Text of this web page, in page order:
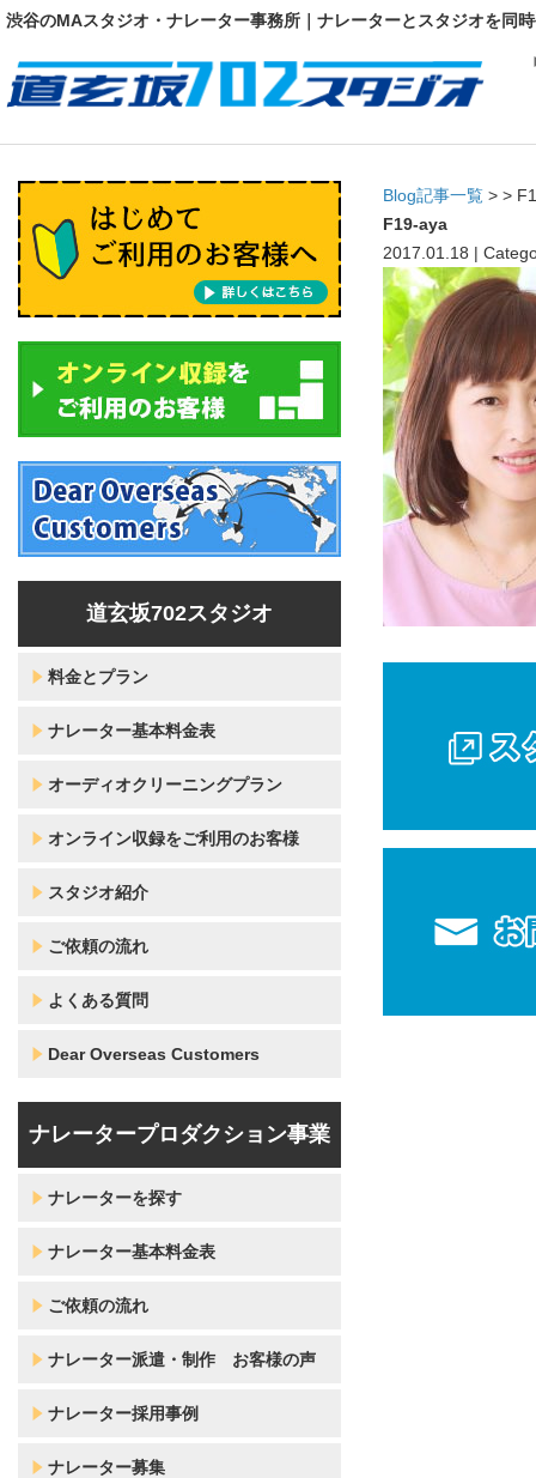
渋谷のMAスタジオ・ナレーター事務所｜ナレーターとスタジオを同
Blog記事一覧 > >
F19-aya
2017.01.18 |
道玄坂702スタジオ
料金とプラン
ナレーター基本料金表
オーディオクリーニングプラン
オンライン収録をご利用のお客様
スタジオ紹介
ご依頼の流れ
よくある質問
Dear Overseas Customers
ナレータープロダクション事業
ナレーターを探す
ナレーター基本料金表
ご依頼の流れ
ナレーター派遣・制作 お客様の声
ナレーター採用事例
ナレーター募集